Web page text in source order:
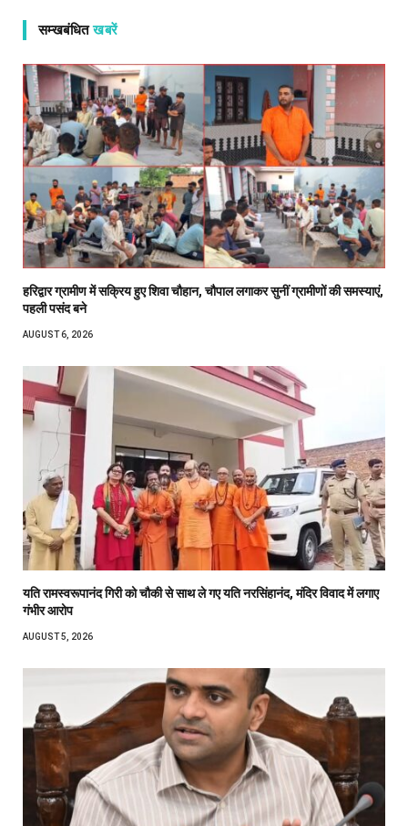
सम्खबंधितखबरें
हरिद्वार ग्रामीण में सक्रिय हुए शिवा चौहान, चौपाल लगाकर सुनीं ग्रामीणों की समस्याएं,
पहली पसंद बने
AUGUST 6, 2026
यति रामस्वरूपानंद गिरी को चौकी से साथ ले गए यति नरसिंहानंद, मंदिर विवाद में लगाए
गंभीर आरोप
AUGUST 5, 2026